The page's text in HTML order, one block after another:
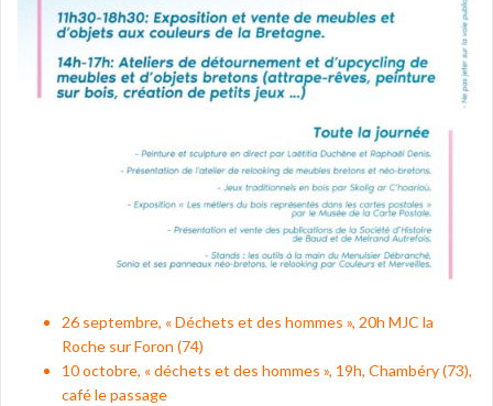
26 septembre, « Déchets et des hommes », 20h MJC la
Roche sur Foron (74)
10 octobre, « déchets et des hommes », 19h, Chambéry (73),
café le passage